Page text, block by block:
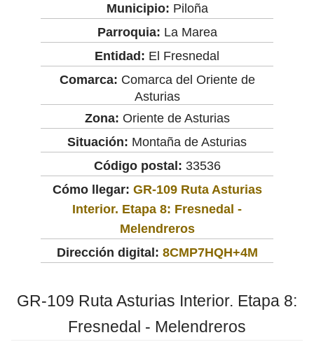
Municipio: Piloña
Parroquia: La Marea
Entidad: El Fresnedal
Comarca: Comarca del Oriente de
Asturias
Zona: Oriente de Asturias
Situación: Montaña de Asturias
Código postal: 33536
Cómo llegar: GR-109 Ruta Asturias
Interior. Etapa 8: Fresnedal -
Melendreros
Dirección digital: 8CMP7HQH+4M
GR-109 Ruta Asturias Interior. Etapa 8:
Fresnedal - Melendreros